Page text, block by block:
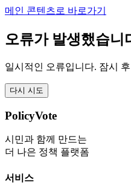
메인 콘텐츠로 바로가기
오류가 발생했습니
일시적인 오류입니다. 잠시
다시 시도
PolicyVote
시민과 함께 만드는
더 나은 정책 플랫폼
서비스